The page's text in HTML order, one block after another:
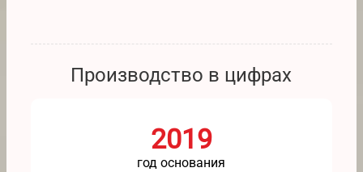
Производство в цифрах
2019
год основания